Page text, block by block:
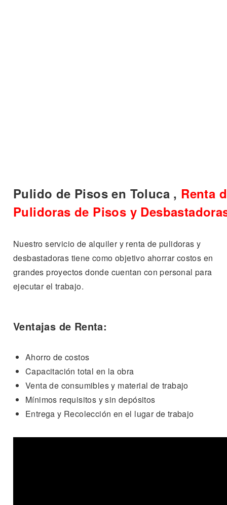
Pulido de Pisos en Toluca , Renta
Pulidoras de Pisos y
Nuestro servicio de alquiler y renta de pulidoras y
desbastadoras tiene como objetivo ahorrar costos en
grandes proyectos donde cuentan con personal para
ejecutar el trabajo.
Ventajas de Renta:
Ahorro de costos
Capacitación total en la obra
Venta de consumibles y material de trabajo
Mínimos requisitos y sin depósitos
Entrega y Recolección en el lugar de trabajo